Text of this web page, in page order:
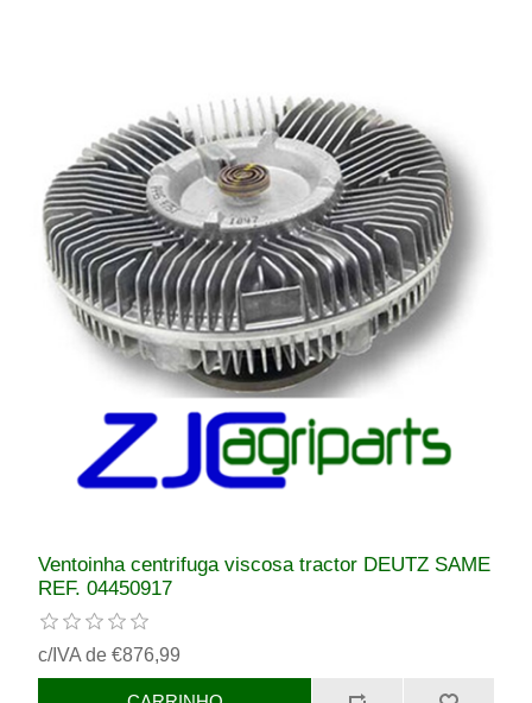
Ventoinha centrifuga viscosa tractor DEUTZ SAME
REF. 04450917
c/IVA de €876,99